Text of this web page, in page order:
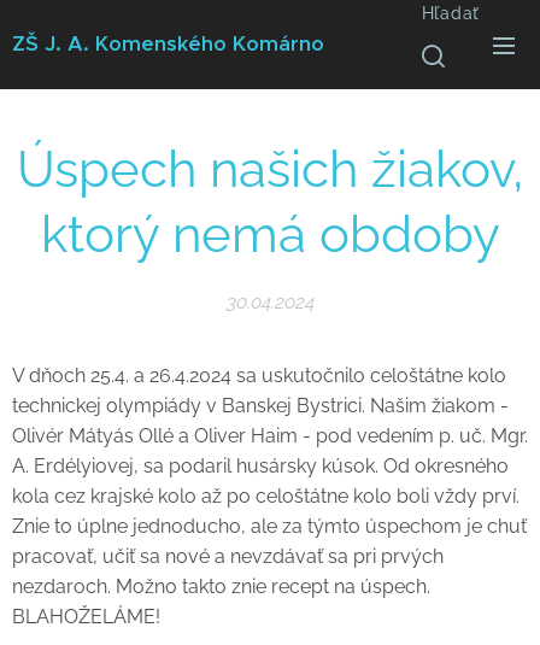
ZŠ J. A. Komenského Komárno
Hľadať
Úspech našich žiakov,
ktorý nemá obdoby
30.04.2024
V dňoch 25.4. a 26.4.2024 sa uskutočnilo celoštátne kolo
technickej olympiády v Banskej Bystrici. Našim žiakom -
Olivér Mátyás Ollé a Oliver Haim - pod vedením p. uč. Mgr.
A. Erdélyiovej, sa podaril husársky kúsok. Od okresného
kola cez krajské kolo až po celoštátne kolo boli vždy prví.
Znie to úplne jednoducho, ale za týmto úspechom je chuť
pracovať, učiť sa nové a nevzdávať sa pri prvých
nezdaroch. Možno takto znie recept na úspech.
BLAHOŽELÁME!